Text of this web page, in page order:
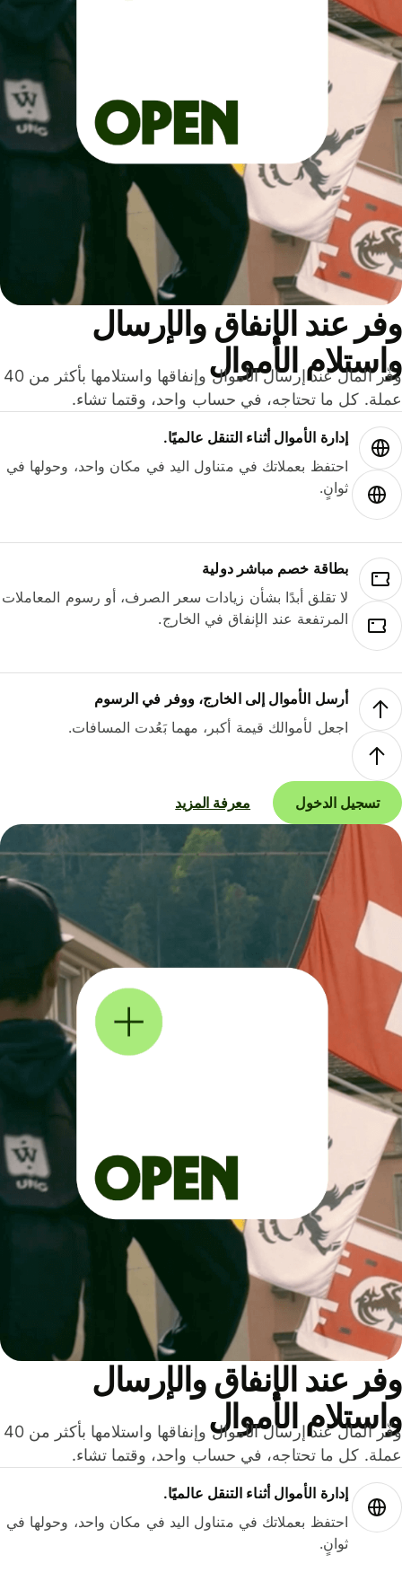
عند الإنفاق والإرسال
الأموال
وفّر المال عند إرسال الأموال وإنفاقها واستلامها بأكثر من 40
كل ما تحتاجه، في حساب واحد، وقتما تشاء.
إدارة الأموال أثناء التنقل عالميًا.
احتفظ بعملاتك في متناول اليد في مكان واحد، وحولها في
ثوانٍ.
بطاقة خصم مباشر دولية
لا تقلق أبدًا بشأن زيادات سعر الصرف، أو رسوم المعاملات
المرتفعة عند الإنفاق في الخارج.
أرسل الأموال إلى الخارج، ووفر في الرسوم
اجعل لأموالك قيمة أكبر، مهما بَعُدت المسافات.
تسجيل الدخول معرفة المزيد
عند الإنفاق والإرسال
الأموال
وفّر المال عند إرسال الأموال وإنفاقها واستلامها بأكثر من 40
كل ما تحتاجه، في حساب واحد، وقتما تشاء.
إدارة الأموال أثناء التنقل عالميًا.
احتفظ بعملاتك في متناول اليد في مكان واحد، وحولها في
ثوانٍ.